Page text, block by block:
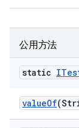
公用方法
static
valueOf